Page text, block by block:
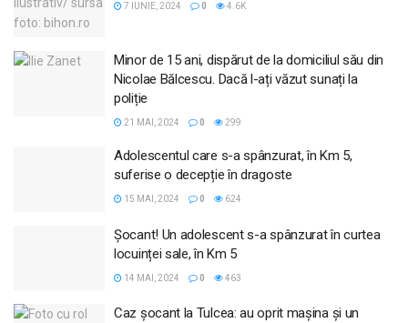
7 IUNIE, 2024 0 4.6K
Minor de 15 ani, dispărut de la domiciliul său din
Nicolae Bălcescu. Dacă l-ați văzut sunați la
poliție
21 MAI, 2024 0 299
Adolescentul care s-a spânzurat, în Km 5,
suferise o decepție în dragoste
15 MAI, 2024 0 624
Șocant! Un adolescent s-a spânzurat în curtea
locuinței sale, în Km 5
14 MAI, 2024 0 463
Caz șocant la Tulcea: au oprit mașina și un